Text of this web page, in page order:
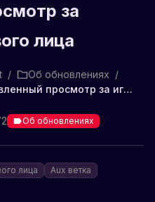
за
лица
/ Об обновлениях /
На ветке Aux доступен обновленный просмотр за игроками от первого лица
Об обновлениях
лица
Aux ветка